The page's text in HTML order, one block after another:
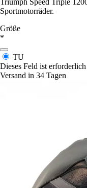
Triumph Speed Triple
Sportmotorräder.
Größe
*
TU
Dieses Feld ist erforderlich
Versand in 34 Tagen